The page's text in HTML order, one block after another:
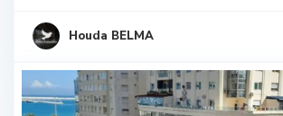
Houda BELMA